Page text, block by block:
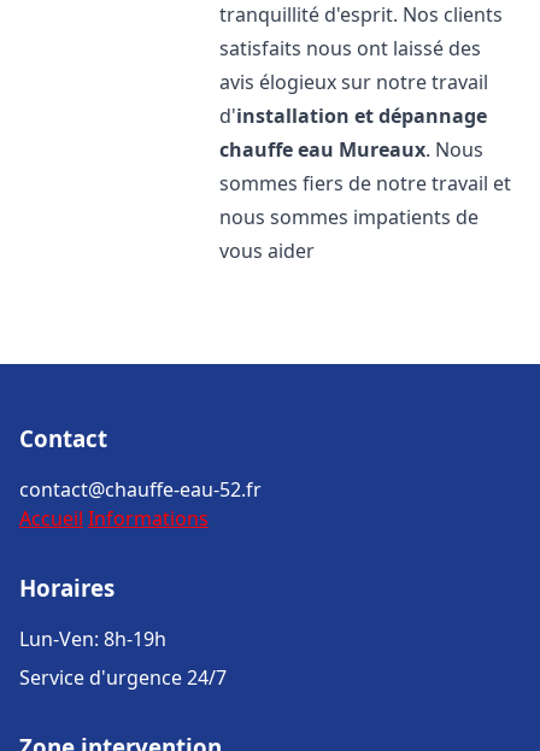
tranquillité d'esprit. Nos clients
satisfaits nous ont laissé des
avis élogieux sur notre travail
d'installation et dépannage
chauffe eau Mureaux. Nous
sommes fiers de notre travail et
nous sommes impatients de
vous aider
Contact
contact@chauffe-eau-52.fr
Accueil Informations
Horaires
Lun-Ven: 8h-19h
Service d'urgence 24/7